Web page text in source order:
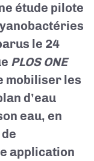
étude pilote
le 24
PLOS ONE
mobiliser les
d’eau
eau, en
application